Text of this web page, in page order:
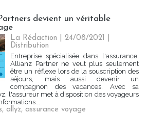
devient un véritable
La Rédaction | 24/08/2021
Distribution
Entreprise spécialisée dans l'assurance,
Allianz Partner ne veut plus seulement
être un réflexe lors de la souscription des
séjours, mais aussi devenir un
compagnon des vacances. Avec sa
l'assureur met à disposition des voyageurs
, allyz, assurance voyage